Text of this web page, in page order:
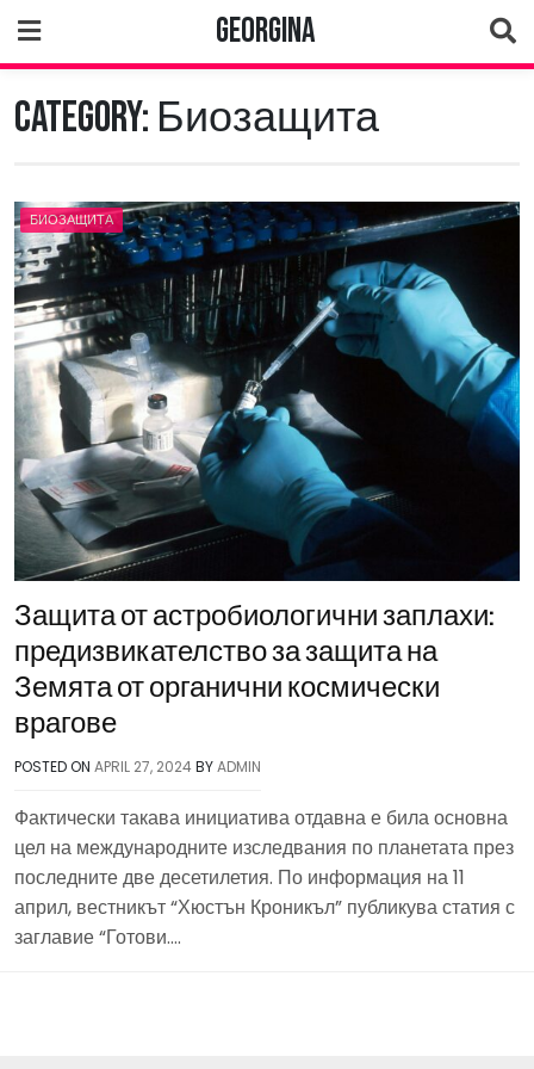
to
content
Georgina
Category: Биозащита
БИОЗАЩИТА
Защита от астробиологични заплахи:
предизвикателство за защита на
Земята от органични космически
врагове
POSTED ON APRIL 27, 2024BYADMIN
Фактически такава инициатива отдавна е била основна
цел на международните изследвания по планетата през
последните две десетилетия. По информация на 11
април, вестникът “Хюстън Кроникъл” публикува статия с
заглавие “Готови….